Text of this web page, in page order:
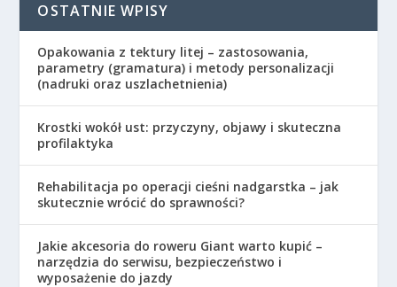
OSTATNIE WPISY
Opakowania z tektury litej – zastosowania,
parametry (gramatura) i metody personalizacji
(nadruki oraz uszlachetnienia)
Krostki wokół ust: przyczyny, objawy i skuteczna
profilaktyka
Rehabilitacja po operacji cieśni nadgarstka – jak
skutecznie wrócić do sprawności?
Jakie akcesoria do roweru Giant warto kupić –
narzędzia do serwisu, bezpieczeństwo i
wyposażenie do jazdy